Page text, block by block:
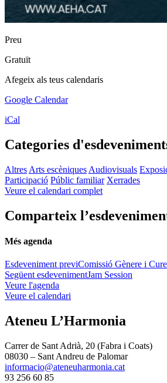
Preu
Gratuït
Afegeix als teus calendaris
Google Calendar
iCal
Categories
Altres Arts escèniques Audiovisuals
Participació Públic familiar Xerrades
Veure el calendari complet
Comparteix
Més agenda
Esdeveniment previComissió Gènere i
Següent esdevenimentJam Session
Veure l'agenda
Veure el calendari
Ateneu L’Harmonia
Carrer de Sant Adrià, 20 (Fabra i Coats)
08030 – Sant Andreu de Palomar
informacio@ateneuharmonia.cat
93 256 60 85